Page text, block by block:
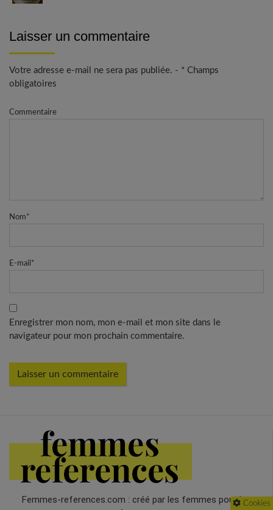
Laisser un commentaire
Votre adresse e-mail ne sera pas publiée. - * Champs
obligatoires
Commentaire
Nom*
E-mail *
Enregistrer mon nom, mon e-mail et mon site dans le
navigateur pour mon prochain commentaire.
Femmes-references.com : créé par les femmes pour lesCookies